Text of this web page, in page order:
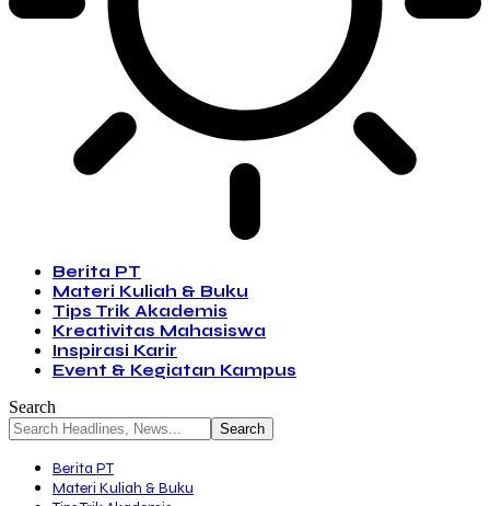
Berita PT
Materi Kuliah & Buku
Tips Trik Akademis
Kreativitas Mahasiswa
Inspirasi Karir
Event & Kegiatan Kampus
Search
Berita PT
Materi Kuliah & Buku